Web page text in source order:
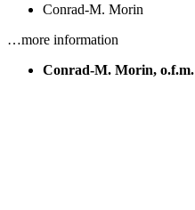
Conrad-M. Morin
…more information
Conrad-M. Morin, o.f.m.